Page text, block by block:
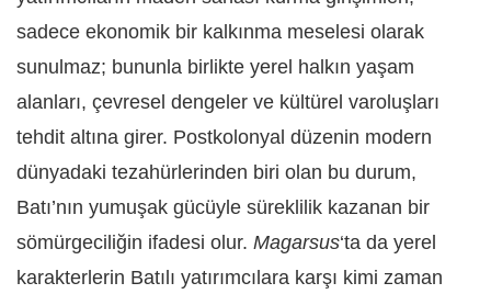
sadece ekonomik bir kalkınma meselesi olarak
sunulmaz; bununla birlikte yerel halkın yaşam
alanları, çevresel dengeler ve kültürel varoluşları
tehdit altına girer. Postkolonyal düzenin modern
dünyadaki tezahürlerinden biri olan bu durum,
Batı’nın yumuşak gücüyle süreklilik kazanan bir
sömürgeciliğin ifadesi olur. Magarsus‘ta da yerel
karakterlerin Batılı yatırımcılara karşı kimi zaman